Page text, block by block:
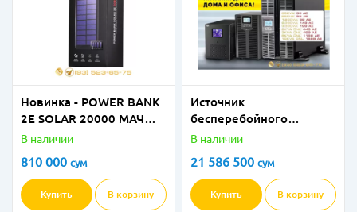
Новинка - POWER BANK
2Е SOLAR 20000 МАЧ
BLACK c солнечной
В наличии
810 000 сум
Купить В корзину
Источник
бесперебойного
питания 10 kVA ONLINE
В наличии
21 586 500 сум
Купить В корзину